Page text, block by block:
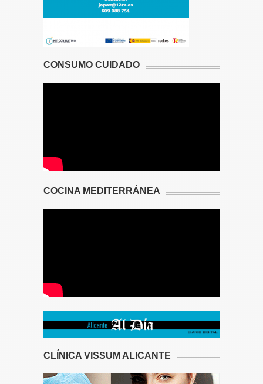
CONSUMO CUIDADO
COCINA MEDITERRÁNEA
CLÍNICA VISSUM ALICANTE